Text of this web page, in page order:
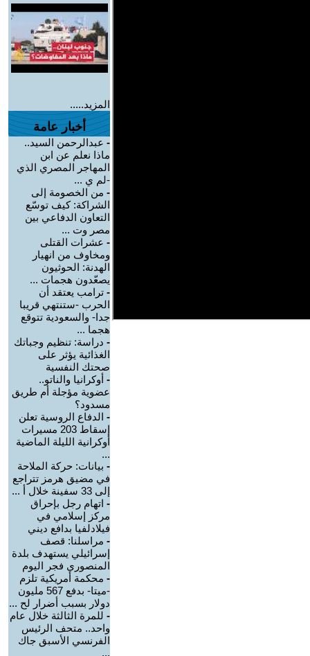
المزيد.....
أخبار عامة
- عبدالرحمن السيد..
ماذا نعلم عن ابن
المهاجر المصري الذي
-لم ي ...
- من الخصومة إلى
الشراكة: كيف توسّع
التعاون الدفاعي بين
مصر وت ...
- عشرات القتلى
ومخاوف من انهيار
الهدنة: الحوثيون
يصعّدون هجمات ...
- ترامب يعتقد أن
الحرب -ستنتهي قريبا
جدا- والسعودية تتوقع
هجما ...
- دراسة: تنظيم وجباتك
الغذائية يؤثر على
صحتك النفسية
- أوكرانيا والناتو..
عضوية مؤجلة أم طريق
مسدود؟
- الدفاع الروسية تعلن
إسقاط 203 مسيرات
أوكرانية الليلة الماضية
...
- بيانات: حركة الملاحة
في مضيق هرمز تتراجع
إلى 33 سفينة خلال أ ...
- اتهام رجل بإحراق
مركز إسلامي في
فيلادلفيا بدافع ديني
- مراسلنا: قصف
إسرائيلي يستهدف بلدة
المنصوري فجر اليوم
- محكمة أمريكية تلزم
-ميتا- بدفع 567 مليون
دولار بسبب أضرار لح ...
- للمرة الثالثة خلال عام
واحد.. متحف الرئيس
الفرنسي الأسبق جاك
...